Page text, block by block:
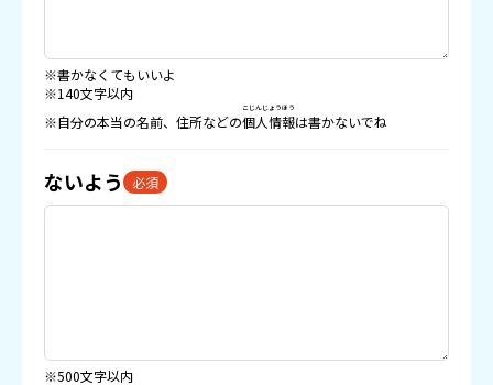
※書かなくてもいいよ
※140文字以内
※自分の本当の名前、住所などの個人情報
こじんじょうほう
は書かないでね
ないよう 必須
※500文字以内